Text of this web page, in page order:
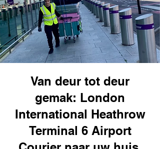
Van deur tot deur
gemak: London
International Heathrow
Terminal 6 Airport